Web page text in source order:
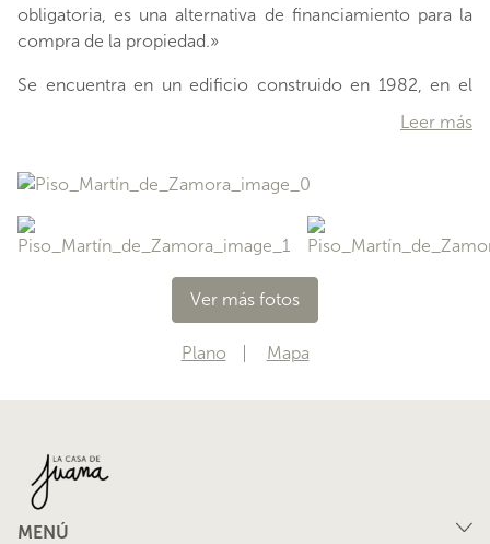
obligatoria, es una alternativa de financiamiento para la
compra de la propiedad.»
Se encuentra en un edificio construido en 1982, en el
sexto nivel con el ascensor, en un entrepiso (hay que
subir medio tramo de escalera para llegar al acceso del
menor altura, comparte lindos jardines con áreas verdes,
piscina y juegos infantiles. El sitio está rodeado por
grandes avenidas que garantizan unaexcelente
inmediatamente al sur,Américo Vespuciosur al
poniente,Manquehuesur, al oriente, yApoquindoque está
a 3 cuadras al norte, ofreciendo además una variedad de
demetro Escuela Militar, a 13 minut
Leer más
Ver más fotos
Plano Mapa
MENÚ